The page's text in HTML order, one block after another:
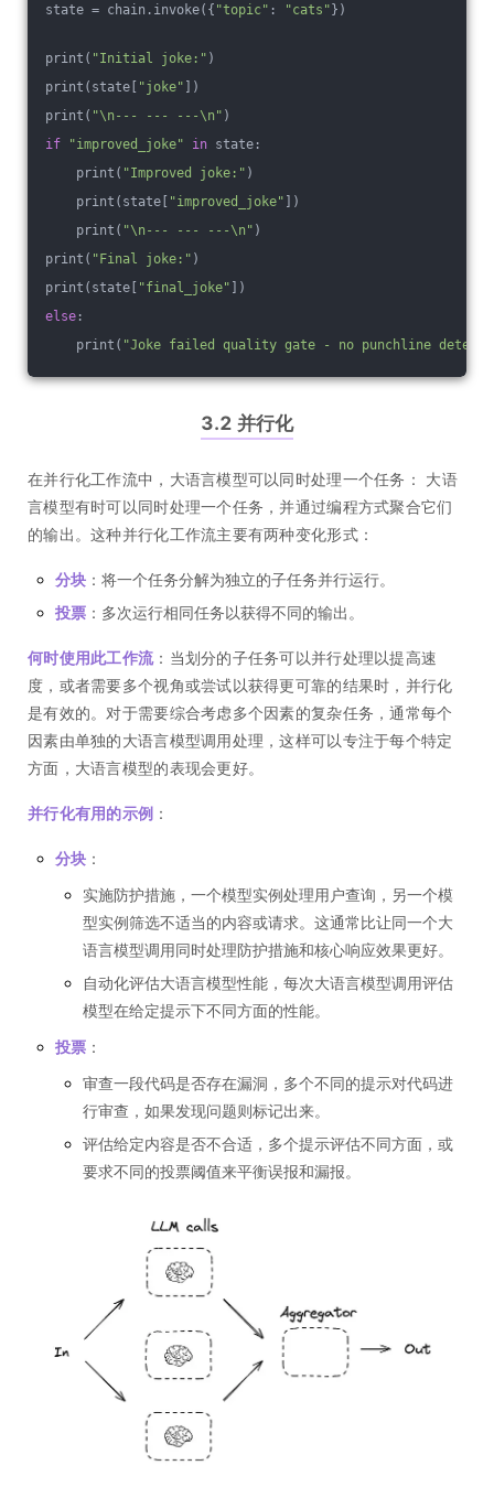
state = chain.invoke({ "topic" : "cats" })
print( "Initial joke:" )
print(state[
"joke" ])
print( "\n--- --- ---\n" )
if
"improved_joke" in state:
print( "Improved joke:" )
print(state[
"improved_joke" ])
print( "\n--- --- ---\n" )
print( "Final joke:" )
print(state[
"final_joke" ])
else :
print( "Joke failed quality gate - no punchline
3.2 并行化
在并行化工作流中，大语言模型可以同时处理一个任务： 大语
言模型有时可以同时处理一个任务，并通过编程方式聚合它们
的输出。这种并行化工作流主要有两种变化形式：
分块 ：将一个任务分解为独立的子任务并行运行。
投票 ：多次运行相同任务以获得不同的输出。
何时使用此工作流：当划分的子任务可以并行处理以提高速
度，或者需要多个视角或尝试以获得更可靠的结果时，并行化
是有效的。对于需要综合考虑多个因素的复杂任务，通常每个
因素由单独的大语言模型调用处理，这样可以专注于每个特定
方面，大语言模型的表现会更好。
并行化有用的示例 ：
分块 ：
实施防护措施，一个模型实例处理用户查询，另一个模
型实例筛选不适当的内容或请求。这通常比让同一个大
语言模型调用同时处理防护措施和核心响应效果更好。
自动化评估大语言模型性能，每次大语言模型调用评估
模型在给定提示下不同方面的性能。
投票 ：
审查一段代码是否存在漏洞，多个不同的提示对代码进
行审查，如果发现问题则标记出来。
评估给定内容是否不合适，多个提示评估不同方面，或
要求不同的投票阈值来平衡误报和漏报。